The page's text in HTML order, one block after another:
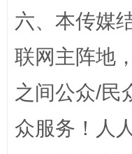
招工难、用
六、本传媒
联网主阵地
之间公众/民
众服务！人